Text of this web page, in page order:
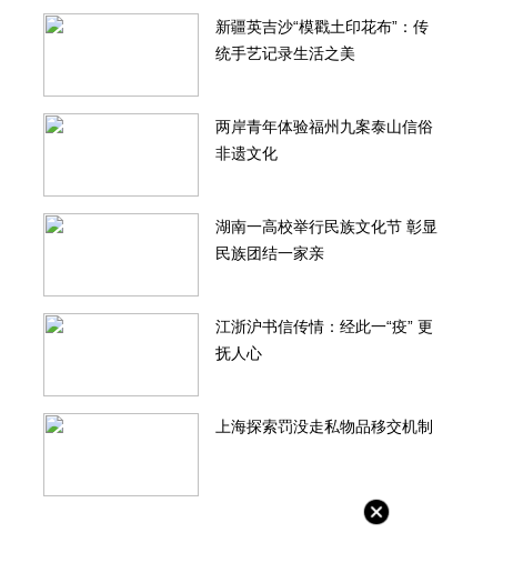
新疆英吉沙“模戳土印花布”：传
统手艺记录生活之美
两岸青年体验福州九案泰山信俗
非遗文化
湖南一高校举行民族文化节 彰显
民族团结一家亲
江浙沪书信传情：经此一“疫” 更
抚人心
上海探索罚没走私物品移交机制